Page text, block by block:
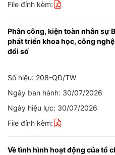
File đính kèm:
Phân công, kiện toàn nhân sự
phát triển khoa học, công
đổi số
Số hiệu: 208-QĐ/TW
Ngày ban hành: 30/07/2026
Ngày hiệu lực: 30/07/2026
File đính kèm:
Về tình hình hoạt động của tổ